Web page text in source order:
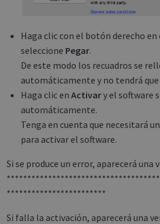
Haga clic con el botón derecho
seleccione Pegar.
De este modo los recuadros se
automáticamente y no tendrá
Haga clic enActivary el software
automáticamente.
Tenga en cuenta que necesitará
para activar el software.
Si se produce un error, aparecerá una
************************
Si falla la activación, aparecerá una